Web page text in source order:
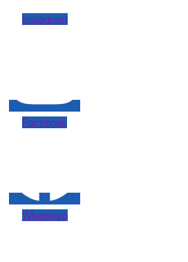
Instagram
Facebook
Whatsapp